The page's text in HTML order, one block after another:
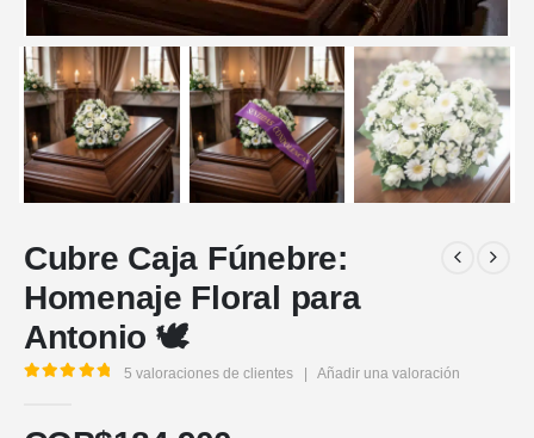
Cubre Caja Fúnebre:
Homenaje Floral para
Antonio 🕊️
5 valoraciones de clientes | Añadir una valoración